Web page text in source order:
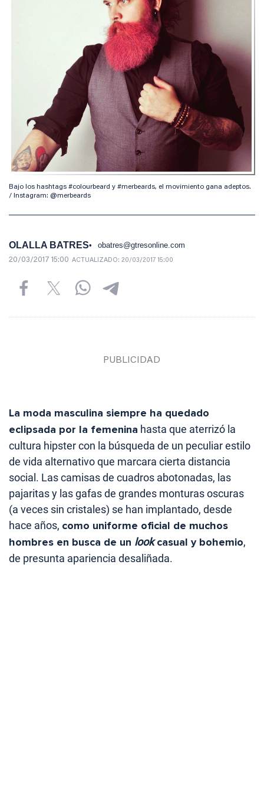
Bajo los hashtags #colourbeard y #merbeards, el movimiento gana adeptos.
/ Instagram: @merbeards
OLALLA BATRES obatres@gtresonline.com
20/03/2017 15:00 ACTUALIZADO: 20/03/2017 15:00
La moda masculina siempre ha quedado
eclipsada por la femenina hasta que aterrizó la
cultura hipster con la búsqueda de un peculiar estilo
de vida alternativo que marcara cierta distancia
social. Las camisas de cuadros abotonadas, las
pajaritas y las gafas de grandes monturas oscuras
(a veces sin cristales) se han implantado, desde
hace años, como uniforme oficial de muchos
hombres en busca de un lookcasual y bohemio,
de presunta apariencia desaliñada.